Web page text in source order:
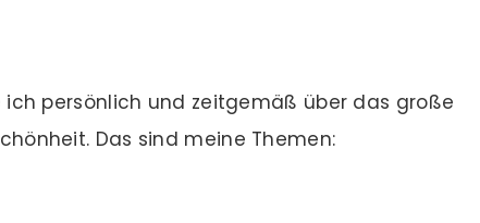
ich persönlich und zeitgemäß über das große
Das sind meine Themen: